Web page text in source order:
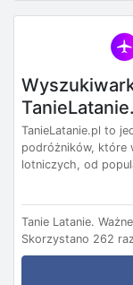
TanieLatanie.pl to
podróżników, które
lotniczych, od
Tanie Latanie.
Skorzystano 262